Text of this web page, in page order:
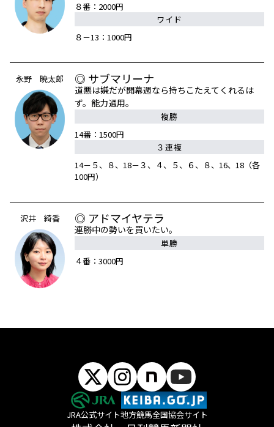
８番：2000円
ワイド
８－13：1000円
永野 暁太郎 ◎ サブマリーナ
道悪は嫌だが開幕週なら持ちこたえてくれるは
ず。能力通用。
複勝
14番：1500円
３連複
14－５、８、18－３、４、５、６、８、16、18（各
100円）
沢井 綺香 ◎ アドマイヤテラ
連勝中の勢いを買いたい。
単勝
４番：3000円
JRA公式サイト地方競馬全国協会サイト